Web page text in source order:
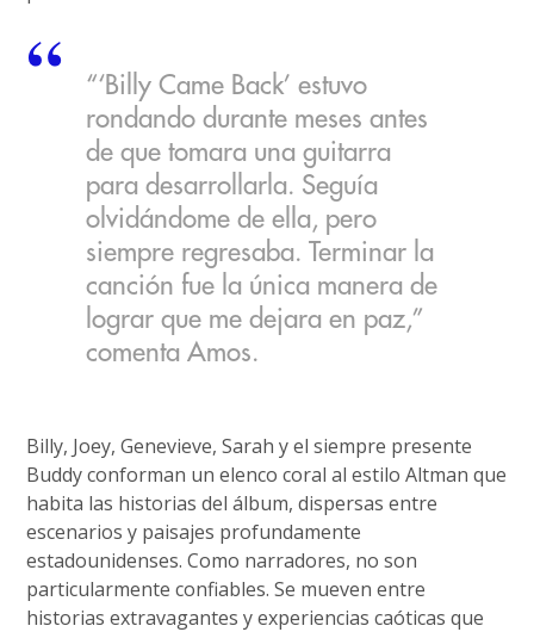
“‘Billy Came Back’ estuvo
rondando durante meses antes
de que tomara una guitarra
para desarrollarla. Seguía
olvidándome de ella, pero
siempre regresaba. Terminar la
canción fue la única manera de
lograr que me dejara en paz,”
comenta Amos.
Billy, Joey, Genevieve, Sarah y el siempre presente
Buddy conforman un elenco coral al estilo Altman que
habita las historias del álbum, dispersas entre
escenarios y paisajes profundamente
estadounidenses. Como narradores, no son
particularmente confiables. Se mueven entre
historias extravagantes y experiencias caóticas que